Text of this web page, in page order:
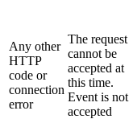
Any other
HTTP
code or
connection
error
The request
cannot be
accepted at
this time.
Event is not
accepted